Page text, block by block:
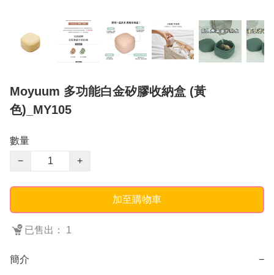
Moyuum 多功能白金矽膠收納盒 (黃
色)_MY105
數量
−
+
加至購物車
已售出： 1
簡介 −